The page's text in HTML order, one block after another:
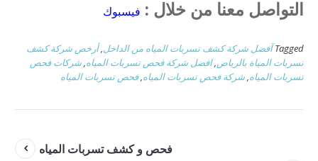
التواصل معنا من خلال : فيسبوك
Tagged آفضل شركة كشف تسربات المياه من الداخل,أرخص شركة كشف
تسربات المياة بالرياض,افضل شركة فحص تسربات المياه,شركات فحص
تسربات المياه,شركة فحص تسربات المياه,فحص تسربات المياه
فحص و كشف تسربات المياه